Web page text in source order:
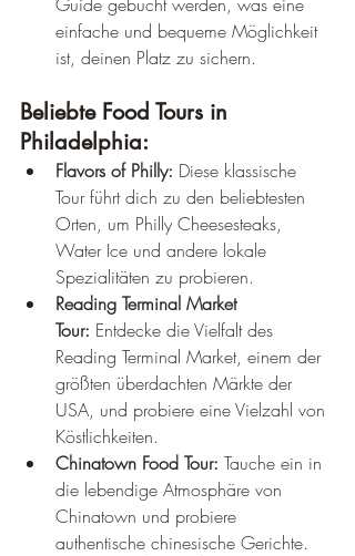
einfache und bequeme Möglichkeit
ist, deinen Platz zu sichern.
Beliebte Food Tours in
Philadelphia:
Flavors of Philly: Diese klassische
Tour führt dich zu den beliebtesten
Orten, um Philly Cheesesteaks,
Water Ice und andere lokale
Spezialitäten zu probieren.
Reading Terminal Market
Tour: Entdecke die Vielfalt des
Reading Terminal Market, einem der
größten überdachten Märkte der
USA, und probiere eine Vielzahl von
Köstlichkeiten.
Chinatown Food Tour: Tauche ein in
die lebendige Atmosphäre von
Chinatown und probiere
authentische chinesische Gerichte.